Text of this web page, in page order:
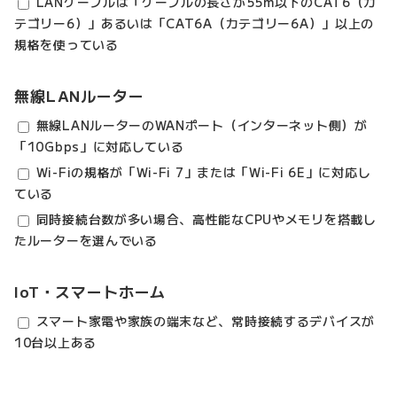
テゴリー6）」あるいは「CAT6A（カテゴリー6A）」以上の
規格を使っている
無線LANルーター
無線LANルーターのWANポート（インターネット側）が
「10Gbps」に対応している
Wi-Fiの規格が「Wi-Fi 7」または「Wi-Fi 6E」に対応し
ている
同時接続台数が多い場合、高性能なCPUやメモリを搭載し
たルーターを選んでいる
IoT・スマートホーム
スマート家電や家族の端末など、常時接続するデバイスが
10台以上ある